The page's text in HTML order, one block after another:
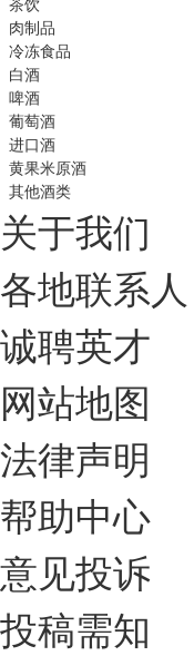
肉制品
冷冻食品
白酒
啤酒
葡萄酒
进口酒
黄果米原酒
其他酒类
关于我们
各地联系人
诚聘英才
网站地图
法律声明
帮助中心
意见投诉
投稿需知